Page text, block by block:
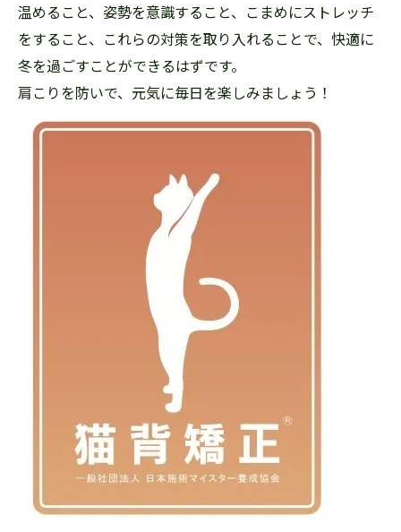
温めること、姿勢を意識すること、こまめにストレッチ
をすること、これらの対策を取り入れることで、快適に
冬を過ごすことができるはずです。
肩こりを防いで、元気に毎日を楽しみましょう！
お問い合わせ